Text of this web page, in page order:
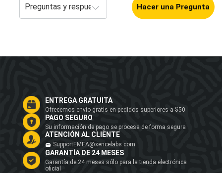
Hacer una Pregunta
ENTREGA GRATUITA
Ofrecemos envío gratis en pedidos superiores a $50
PAGO SEGURO
Su información de pago se procesa de forma segura
ATENCIÓN AL CLIENTE
SupportEMEA@xencelabs.com
GARANTÍA DE 24 MESES
Garantía de 24 meses sólo para la tienda electrónica
oficial